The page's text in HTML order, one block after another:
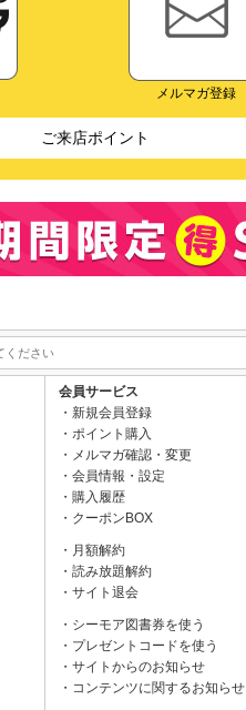
メルマガ登録
ご来店ポイント
会員サービス
新規会員登録
ポイント購入
メルマガ確認・変更
会員情報・設定
購入履歴
クーポンBOX
月額解約
読み放題解約
サイト退会
シーモア図書券を使う
プレゼントコードを使う
サイトからのお知らせ
コンテンツに関するお知らせ